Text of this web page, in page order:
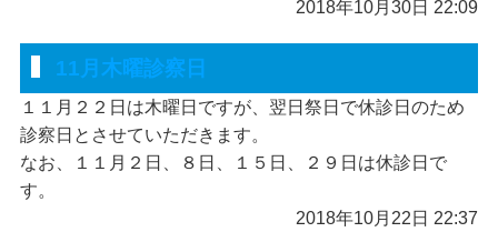
2018年10月30日 22:09
11月木曜診察日
１１月２２日は木曜日ですが、翌日祭日で休診日のため
診察日とさせていただきます。
なお、１１月２日、８日、１５日、２９日は休診日で
す。
2018年10月22日 22:37